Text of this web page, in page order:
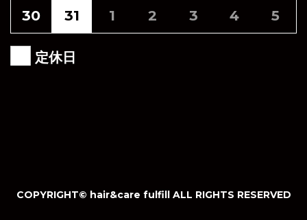
30
31 1 2 3 4 5
定休日
COPYRIGHT©︎ hair&care fulfill ALL RIGHTS RESERVED